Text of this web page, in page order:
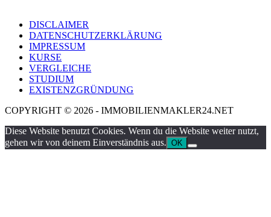
DISCLAIMER
DATENSCHUTZERKLÄRUNG
IMPRESSUM
KURSE
VERGLEICHE
STUDIUM
EXISTENZGRÜNDUNG
COPYRIGHT © 2026 - IMMOBILIENMAKLER24.NET
Diese Website benutzt Cookies. Wenn du die Website weiter nutzt,
gehen wir von deinem Einverständnis aus. OK